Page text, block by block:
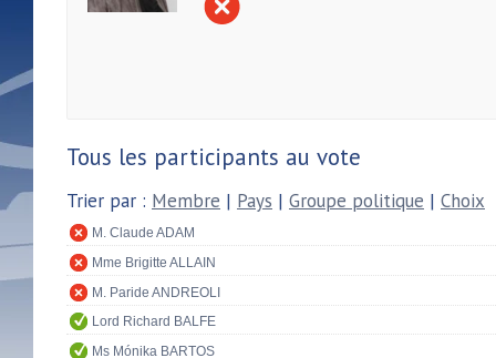
Tous les participants au vote
Trier par : Membre | Pays | Groupe politique | Choix
M. Claude ADAM
Mme Brigitte ALLAIN
M. Paride ANDREOLI
Lord Richard BALFE
Ms Mónika BARTOS